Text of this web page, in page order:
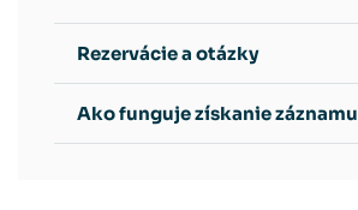
Rezervácie a otázky
Ako funguje získanie záznamu